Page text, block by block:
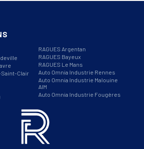
Saint-Clair
RAGUES Argentan
RAGUES Bayeux
RAGUES Le Mans
Auto Omnia Industrie Rennes
Auto Omnia Industrie Malouine
AIM
Auto Omnia Industrie Fougères